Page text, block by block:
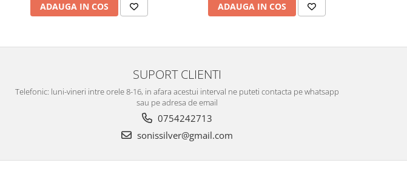
ADAUGA IN COS ADAUGA IN COS
SUPORT CLIENTI
Telefonic: luni-vineri intre orele 8-16, in afara acestui interval ne puteti contacta pe whatsapp
sau pe adresa de email
0754242713
sonissilver@gmail.com